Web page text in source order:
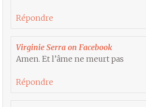
Répondre
Virginie Serra on Facebook
Amen. Et l’âme ne meurt pas
Répondre